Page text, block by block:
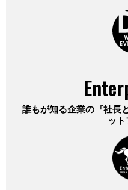
誰もが知る企業の『社長
ッ